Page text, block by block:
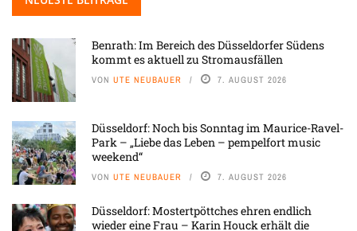
Benrath: Im Bereich des Düsseldorfer Südens
kommt es aktuell zu Stromausfällen
VON UTE NEUBAUER 7. AUGUST 2026
Düsseldorf: Noch bis Sonntag im Maurice-Ravel-
Park – „Liebe das Leben – pempelfort music
weekend“
VON UTE NEUBAUER 7. AUGUST 2026
Düsseldorf: Mostertpöttches ehren endlich
wieder eine Frau – Karin Houck erhält die